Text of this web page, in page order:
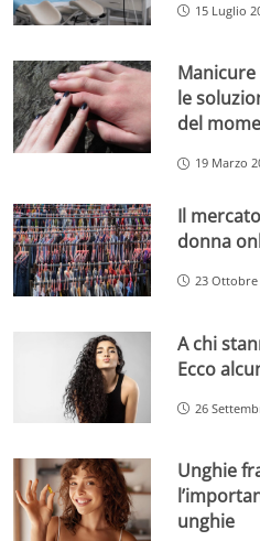
15 Luglio
Manicure
le
del
19 Marzo
Il
donna
23 Ottobre
A chi
Ecco
26
Unghie
unghie